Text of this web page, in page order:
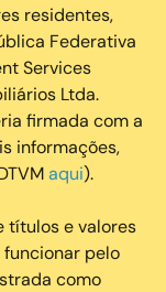
residentes,
Federativa
Services
Ltda.
firmada com a
informações,
aqui).
títulos e valores
pelo
como